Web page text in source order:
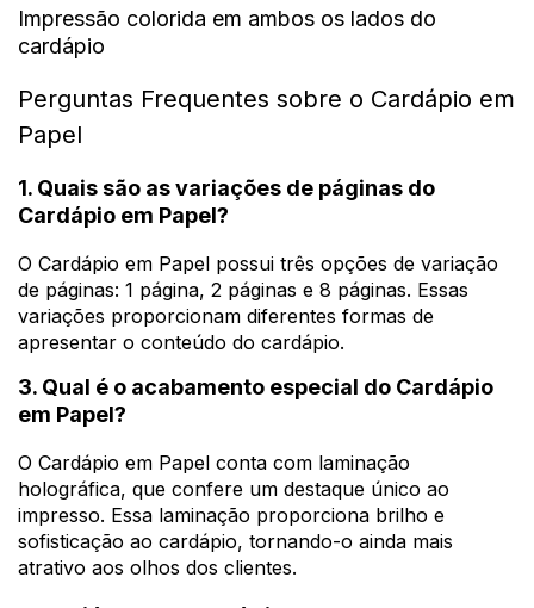
Impressão colorida em ambos os lados do
cardápio
Perguntas Frequentes sobre o Cardápio em
Papel
1. Quais são as variações de páginas do
Cardápio em Papel?
O Cardápio em Papel possui três opções de variação
de páginas: 1 página, 2 páginas e 8 páginas. Essas
variações proporcionam diferentes formas de
apresentar o conteúdo do cardápio.
3. Qual é o acabamento especial do Cardápio
em Papel?
O Cardápio em Papel conta com laminação
holográfica, que confere um destaque único ao
impresso. Essa laminação proporciona brilho e
sofisticação ao cardápio, tornando-o ainda mais
atrativo aos olhos dos clientes.